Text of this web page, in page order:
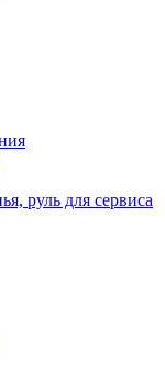
руль для сервиса